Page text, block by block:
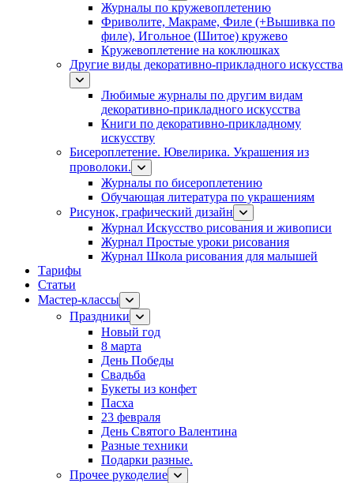
Журналы по кружевоплетению
Фриволите, Макраме, Филе (+Вышивка по
филе), Игольное (Шитое) кружево
Кружевоплетение на коклюшках
Другие виды декоративно-прикладного искусства
Любимые журналы по другим видам
декоративно-прикладного искусства
Книги по декоративно-прикладному
искусству
Бисероплетение. Ювелирика. Украшения из
проволоки.
Журналы по бисероплетению
Обучающая литература по украшениям
Рисунок, графический дизайн
Журнал Искусство рисования и живописи
Журнал Простые уроки рисования
Журнал Школа рисования для малышей
Тарифы
Статьи
Мастер-классы
Праздники
Новый год
8 марта
День Победы
Свадьба
Букеты из конфет
Пасха
23 февраля
День Святого Валентина
Разные техники
Подарки разные.
Прочее рукоделие